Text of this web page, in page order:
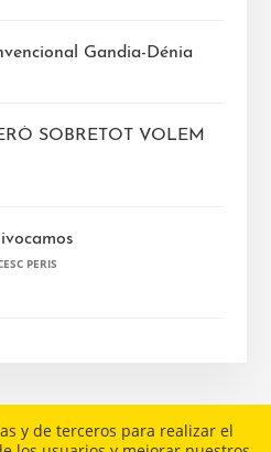
Gandia-Dénia
SOBRETOT VOLEM
PERIS
y de terceros para realizar el